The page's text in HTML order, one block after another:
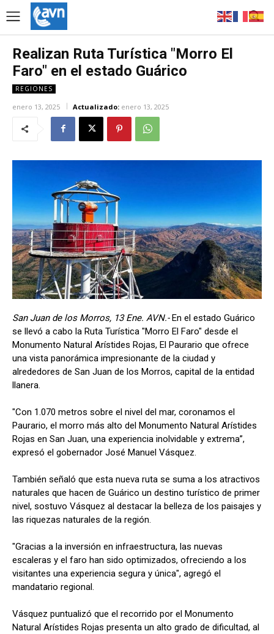
Realizan Ruta Turística "Morro El
Faro" en el estado Guárico
REGIONES
enero 13, 2025 Actualizado: enero 13, 2025
San Juan de los Morros, 13 Ene. AVN.-En el estado Guárico
se llevó a cabo la Ruta Turística "Morro El Faro" desde el
Monumento Natural Arístides Rojas, El Paurario que ofrece
una vista panorámica impresionante de la ciudad y
alrededores de San Juan de los Morros, capital de la entidad
llanera.
"Con 1.070 metros sobre el nivel del mar, coronamos el
Paurario, el morro más alto del Monumento Natural Arístides
Rojas en San Juan, una experiencia inolvidable y extrema”,
expresó el gobernador José Manuel Vásquez.
También señaló que esta nueva ruta se suma a los atractivos
naturales que hacen de Guárico un destino turístico de primer
nivel, sostuvo Vásquez al destacar la belleza de los paisajes y
las riquezas naturales de la región.
"Gracias a la inversión en infraestructura, las nuevas
escaleras y el faro han sido optimizados, ofreciendo a los
visitantes una experiencia segura y única", agregó el
mandatario regional.
Vásquez puntualizó que el recorrido por el Monumento
Natural Arístides Rojas presenta un alto grado de dificultad, al